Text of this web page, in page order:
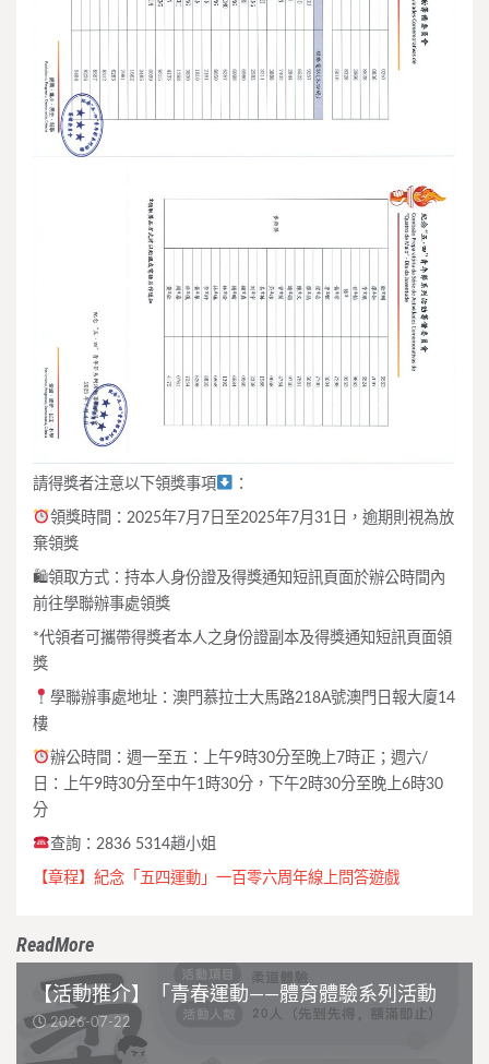
請得獎者注意以下領獎事項 ：
領獎時間：2025年7月7日至2025年7月31日，逾期則視為放
棄領獎
🛍領取方式：持本人身份證及得獎通知短訊頁面於辦公時間內
前往學聯辦事處領獎
*代領者可攜帶得獎者本人之身份證副本及得獎通知短訊頁面領
獎
學聯辦事處地址：澳門慕拉士大馬路218A號澳門日報大廈14
樓
辦公時間：週一至五：上午9時30分至晚上7時正；週六/
日：上午9時30分至中午1時30分，下午2時30分至晚上6時30
分
查詢：2836 5314趙小姐
【章程】紀念「五四運動」一百零六周年線上問答遊戲
ReadMore
【活動推介】「青春運動——體育體驗系列活動
2026-07-22